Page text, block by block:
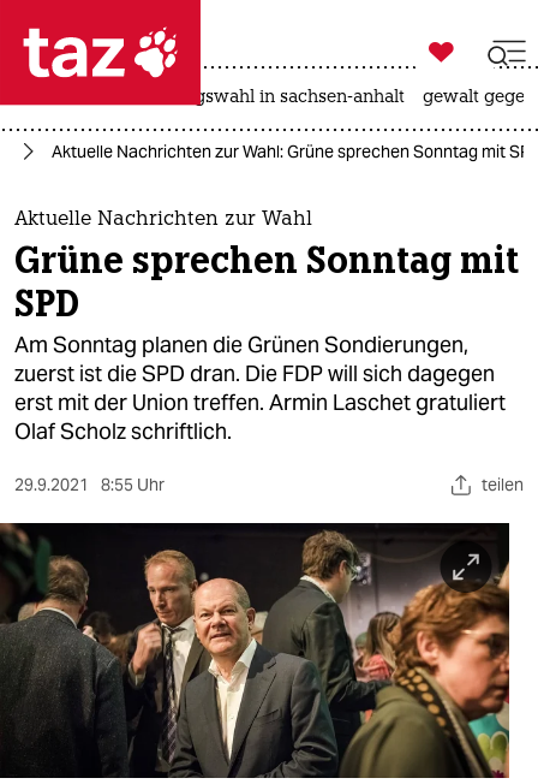
 taz zahl ich
taz zahl ich
themen
politik
öko
gesellschaft
kultur
sport
berlin
nord
wahrheit
verlag
verlag

taz zahl ich
landtagswahl in sachsen-anhalt gewalt
Aktuelle Nachrichten zur Wahl: Grüne sprechen Sonntag mit
Aktuelle Nachrichten zur Wahl
Grüne sprechen Sonntag mit
SPD
Am Sonntag planen die Grünen Sondierungen,
zuerst ist die SPD dran. Die FDP will sich dagegen
erst mit der Union treffen. Armin Laschet gratuliert
Olaf Scholz schriftlich.
29.9.2021 8:55 Uhr teilen